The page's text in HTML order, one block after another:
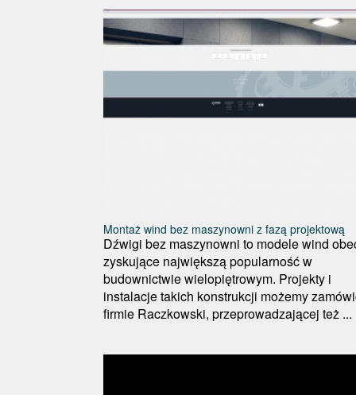
Montaż wind bez maszynowni z fazą projektową
Dźwigi bez maszynowni to modele wind
zyskujące największą popularność w
budownictwie wielopiętrowym. Projekty i
instalacje takich konstrukcji możemy
firmie Raczkowski, przeprowadzającej też ...